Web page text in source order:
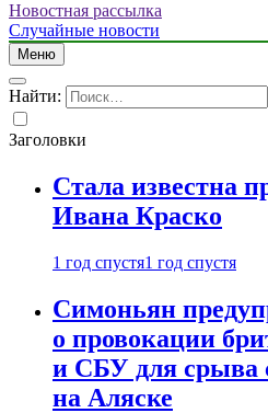
Новостная рассылка
Случайные новости
Меню
Найти:
Заголовки
Стала известна
Ивана Краско
1 год спустя1 год спустя
Симоньян
о провокации
и СБУ для срыва
на Аляске